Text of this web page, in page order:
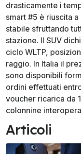
drasticamente i
smart #5 è riuscita
stabile sfruttando
stazione. Il SUV
ciclo WLTP,
raggio. In Italia il
sono disponibili
ordini effettuati
voucher ricarica da
colonnine
Articoli